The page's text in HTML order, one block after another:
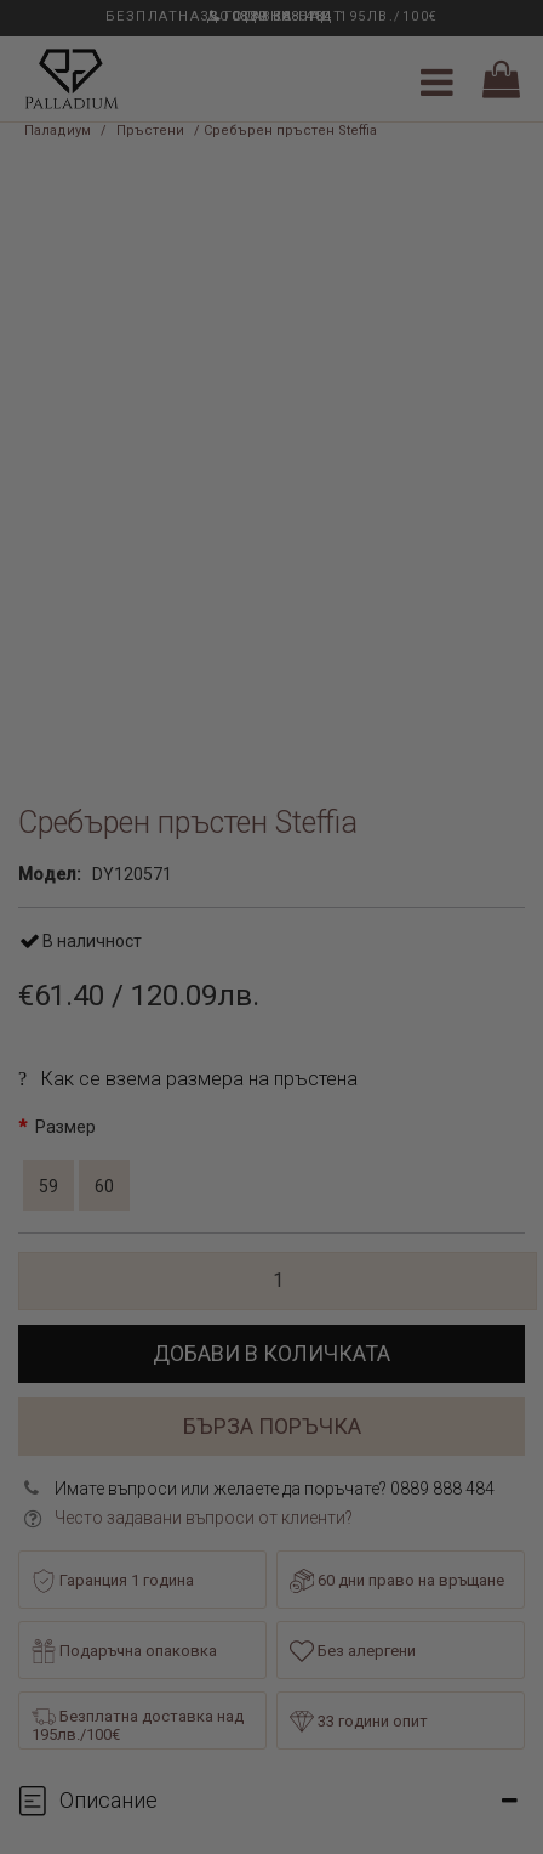
33 ГОДИНИ ОПИТ
БЕЗПЛАТНА ДОСТАВКА НАД 195ЛВ./100€
0889 888 484
Паладиум / Пръстени / Сребърен пръстен Steffia
Сребърен пръстен Steffia
Модел: DY120571
В наличност
€61.40 / 120.09лв.
Как се взема размера на пръстена
Размер
59 60
ДОБАВИ В КОЛИЧКАТА
БЪРЗА ПОРЪЧКА
Имате въпроси или желаете да поръчате? 0889 888 484
Често задавани въпроси от клиенти?
Гаранция 1 година 60 дни право на връщане
Подаръчна опаковка Без алергени
Безплатна доставка над
195лв./100€
33 години опит
Описание